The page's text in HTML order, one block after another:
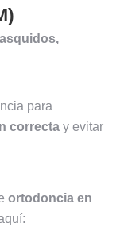
para
correcta y evitar
ortodoncia en